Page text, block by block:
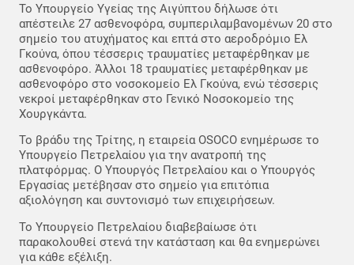
Το Υπουργείο Υγείας της Αιγύπτου δήλωσε ότι
απέστειλε 27 ασθενοφόρα, συμπεριλαμβανομένων 20 στο
σημείο του ατυχήματος και επτά στο αεροδρόμιο Ελ
Γκούνα, όπου τέσσερις τραυματίες μεταφέρθηκαν με
ασθενοφόρο. Άλλοι 18 τραυματίες μεταφέρθηκαν με
ασθενοφόρο στο νοσοκομείο Ελ Γκούνα, ενώ τέσσερις
νεκροί μεταφέρθηκαν στο Γενικό Νοσοκομείο της
Χουργκάντα.
Το βράδυ της Τρίτης, η εταιρεία OSOCO ενημέρωσε το
Υπουργείο Πετρελαίου για την ανατροπή της
πλατφόρμας. Ο Υπουργός Πετρελαίου και ο Υπουργός
Εργασίας μετέβησαν στο σημείο για επιτόπια
αξιολόγηση και συντονισμό των επιχειρήσεων.
Το Υπουργείο Πετρελαίου διαβεβαίωσε ότι
παρακολουθεί στενά την κατάσταση και θα ενημερώνει
για κάθε εξέλιξη.